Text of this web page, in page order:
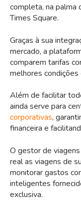
completa, na palma
Times Square.
Graças à sua
mercado, a
comparem tarifas
melhores
Além de facilitar
ainda serve para
corporativas,
financeira e
O gestor de
real as viagens de
monitorar gastos
inteligentes
exclusiva.